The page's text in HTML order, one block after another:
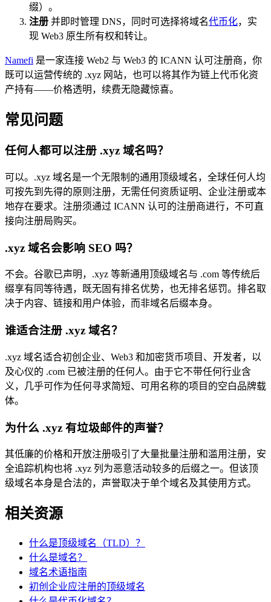
缀）。
注册 并即时管理 DNS，同时可选择将域名代币化，实
现 Web3 原生所有权和转让。
Namefi 是一家连接 Web2 与 Web3 的 ICANN 认可注册商，你
既可以运营传统的 .xyz 网站，也可以将其作为链上代币化资
产持有——价格透明，续费无隐藏惊喜。
常见问题
任何人都可以注册 .xyz 域名吗？
可以。.xyz 域名是一个无限制的通用顶级域名，全球任何人均
可按先到先得的原则注册，无需任何资质证明、企业注册或本
地存在要求。注册须通过 ICANN 认可的注册商进行，不可直
接向注册局购买。
.xyz 域名会影响 SEO 吗？
不会。谷歌已声明，.xyz 等新通用顶级域名与 .com 等传统后
缀享有同等待遇，既无固有排名优势，也无排名惩罚。排名取
决于内容、链接和用户体验，而非域名后缀本身。
谁适合注册 .xyz 域名？
.xyz 域名适合初创企业、Web3 和加密货币项目、开发者，以
及心仪的 .com 已被注册的任何人。由于它不带任何行业含
义，几乎可作为任何寻求简短、可用名称的项目的空白品牌载
体。
为什么 .xyz 有垃圾邮件的声誉？
其低廉的价格和开放注册吸引了大量批量注册和滥用注册，安
全追踪机构也将 .xyz 列为恶意活动较多的后缀之一。但该顶
级域名本身是合法的，声誉取决于单个域名及其使用方式。
相关资源
什么是顶级域名（TLD）？
什么是域名？
域名术语指南
初创企业应注册的顶级域名